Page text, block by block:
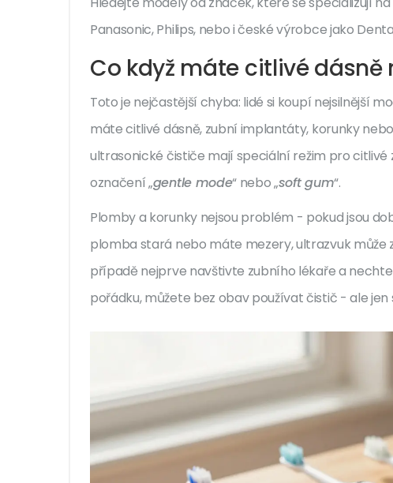
Panasonic, Philips, nebo i české výrobce jako
Co když máte citlivé
Toto je nejčastější chyba: lidé si koupí nejsilnější
máte citlivé dásně, zubní implantáty, korunky
ultrasonické čističe mají speciální režim pro citlivé
označení „gentle mode“ nebo „soft gum“.
Plomby a korunky nejsou problém - pokud jsou
plomba stará nebo máte mezery, ultrazvuk
případě nejprve navštivte zubního lékaře a
pořádku, můžete bez obav používat čistič - ale